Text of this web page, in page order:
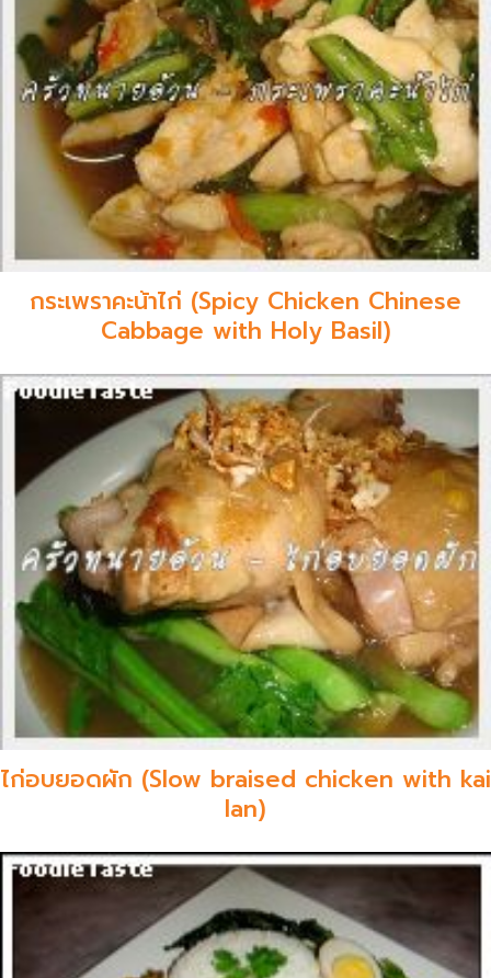
กระเพราคะน้าไก่ (Spicy Chicken Chinese
Cabbage with Holy Basil)
ไก่อบยอดผัก (Slow braised chicken with kai
lan)